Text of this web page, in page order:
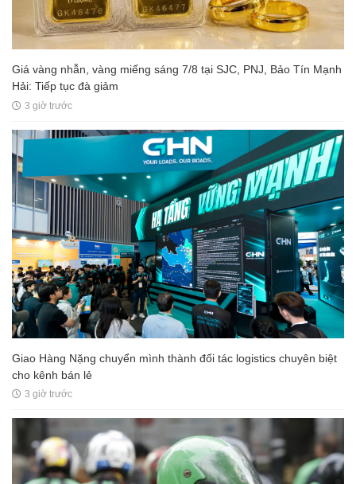
Giá vàng nhẫn, vàng miếng sáng 7/8 tại SJC, PNJ, Bảo Tín Mạnh
Hải: Tiếp tục đà giảm
3 giờ trước
Giao Hàng Nặng chuyển mình thành đối tác logistics chuyên biệt
cho kênh bán lẻ
3 giờ trước